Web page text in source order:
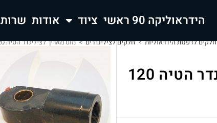
הידראוליקה 90 ראשי ציוד אודות שרות
חלקים לדפנות הידראוליות > חלקים לצילינדרים > מוט מאריך לצילינדר הטיה 120 מ"מ
מוט מאריך לצילינדר הטיה 120